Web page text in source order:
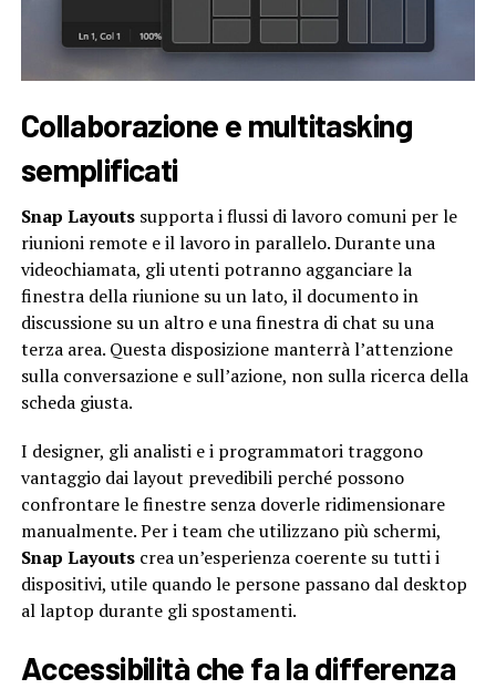
Collaborazione e multitasking
semplificati
Snap Layouts supporta i flussi di lavoro comuni per le
riunioni remote e il lavoro in parallelo. Durante una
videochiamata, gli utenti potranno agganciare la
finestra della riunione su un lato, il documento in
discussione su un altro e una finestra di chat su una
terza area. Questa disposizione manterrà l’attenzione
sulla conversazione e sull’azione, non sulla ricerca della
scheda giusta.
I designer, gli analisti e i programmatori traggono
vantaggio dai layout prevedibili perché possono
confrontare le finestre senza doverle ridimensionare
manualmente. Per i team che utilizzano più schermi,
Snap Layoutscrea un’esperienza coerente su tutti i
dispositivi, utile quando le persone passano dal desktop
al laptop durante gli spostamenti.
Accessibilità che fa la differenza